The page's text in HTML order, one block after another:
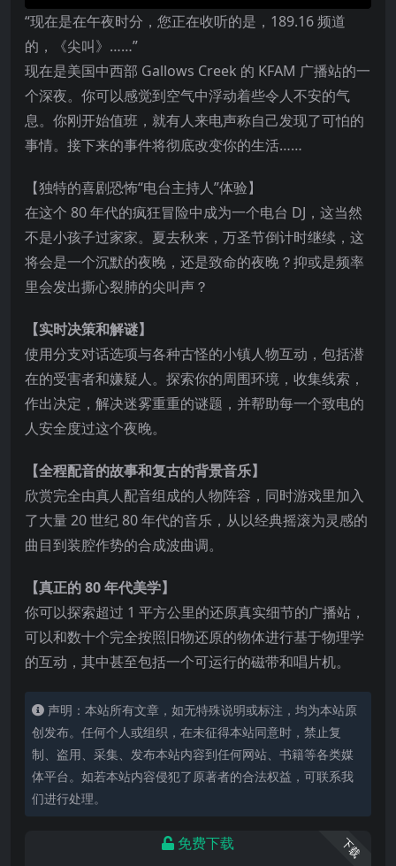
“现在是在午夜时分，您正在收听的是，189.16 频道
的，《尖叫》……”
现在是美国中西部 Gallows Creek 的 KFAM 广播站的一
个深夜。你可以感觉到空气中浮动着些令人不安的气
息。你刚开始值班，就有人来电声称自己发现了可怕的
事情。接下来的事件将彻底改变你的生活……
【独特的喜剧恐怖“电台主持人”体验】
在这个 80 年代的疯狂冒险中成为一个电台 DJ，这当然
不是小孩子过家家。夏去秋来，万圣节倒计时继续，这
将会是一个沉默的夜晚，还是致命的夜晚？抑或是频率
里会发出撕心裂肺的尖叫声？
【实时决策和解谜】
使用分支对话选项与各种古怪的小镇人物互动，包括潜
在的受害者和嫌疑人。探索你的周围环境，收集线索，
作出决定，解决迷雾重重的谜题，并帮助每一个致电的
人安全度过这个夜晚。
【全程配音的故事和复古的背景音乐】
欣赏完全由真人配音组成的人物阵容，同时游戏里加入
了大量 20 世纪 80 年代的音乐，从以经典摇滚为灵感的
曲目到装腔作势的合成波曲调。
【真正的 80 年代美学】
你可以探索超过 1 平方公里的还原真实细节的广播站，
可以和数十个完全按照旧物还原的物体进行基于物理学
的互动，其中甚至包括一个可运行的磁带和唱片机。
声明：本站所有文章，如无特殊说明或标注，均为本站原
创发布。任何个人或组织，在未征得本站同意时，禁止复
制、盗用、采集、发布本站内容到任何网站、书籍等各类媒
体平台。如若本站内容侵犯了原著者的合法权益，可联系我
们进行处理。
下载
免费下载